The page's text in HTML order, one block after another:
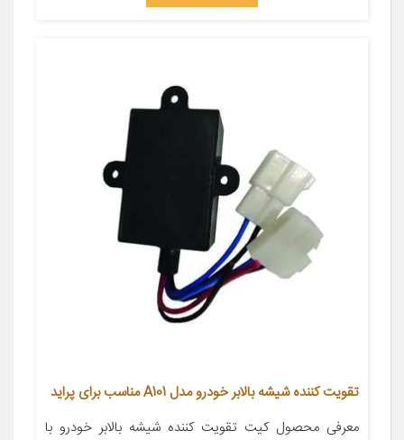
تقویت کننده شیشه بالابر خودرو مدل A101 مناسب برای پراید
معرفی محصول کیت تقویت کننده شیشه بالابر خودرو با